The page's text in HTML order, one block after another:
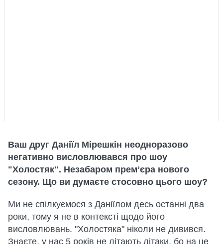
Ваш друг Даніїл Мірешкін неодноразово
негативно висловлювався про шоу
"Холостяк". Незабаром премʼєра нового
сезону. Що ви думаєте стосовно цього шоу?
Ми не спілкуємося з Даніїлом десь останні два
роки, тому я не в контексті щодо його
висловлювань. "Холостяка" ніколи не дивився.
Знаєте, у нас 5 років не літають літаки, бо на це